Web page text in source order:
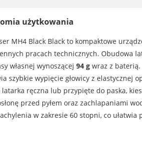
użytkowania
MH4 Black Black to kompaktowe
pracach technicznych. Obudowa
własnej wynoszącej 94 gwraz z baterią.
szybkie wypięcie głowicy z
ręczna lub przypięte do paska,
przed pyłem oraz zachlapaniami
w zakresie 60 stopni, co